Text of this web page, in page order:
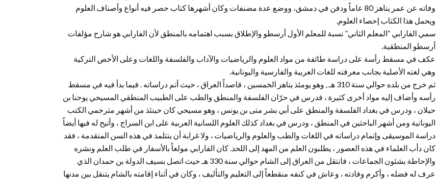
وفاته عن عمر يناهز 80 عاماً ودفن في دمشق، ووضع عدة مصنفات وكان أشهرها كتاب حصر فيه أنواع وأصناف العلوم
ويحمل هذا الكتاب إحصاء العلوم.
سمي الفارابي “المعلم الثاني” نسبة للمعلم الأول أرسطو والإطلاق بسبب اهتمامه بالمنطق لأن الفارابي هو شارح مؤلفات
أرسطو المنطقية.
عكف في مسقط رأسة على دراسة طائفة من مواد العلوم والرياضيات والآداب والفلسفة واللغات وعلى الأخص التركية
وهي لغته الأصلية بجانب معرفته للغات العربية والفارسية واليونانية.
ثم خرج من بلده حوالي سنة 310 هـ , وهو يومئذ يناهز الخمسين ، قاصداً العراق ، حيث أتم دراساته . فيما بدأ فيه في مسقط
رأسه وأضاف إليه مواد أخرى كثيرة ، فدرس في حرّان الفلسفة والمنطق والطب على الطبيب المنطقي المسيحي يوحنا بن
حيلان ، ودرس في بغداد الفلسفة والمنطق على أبي بشر متى بن يونس ، وهو مسيحي كان حينئذ من أشهر مترجمي الكتب
اليونانية ومن أشهر الباحثين في المنطق ، ودرس في بغداد كذلك العلوم اللسانية العربية على ابن السراج ، وأتيح له فيها أيضاً
دراسة الموسيقى وإتمام دراساته في اللغات والطب والعلوم والرياضيات ، ولا غرابة أن يتتلمذ في هذه السن المتقدمة ، فقد
كان دأب العلماء في هذه العصور ، يطلبون العلم من المهد إلى اللحد. كان الفارابي مولعاً بالأسفار في طلب العلم ونشره
والإحاطة بشئون الجماعات ، فانتقل من العراق إلى الشام حوالي سنة 330 هـ حيث اتصل بسيف الدولة بن حمدان الذي
عرف له فضله ، وأكرم وفادته ، وعاش في كنفه منقطعاً إلى التعليم والتأليف ، وكان في أثناء إقامته بالشام يتنقل بين مدنها